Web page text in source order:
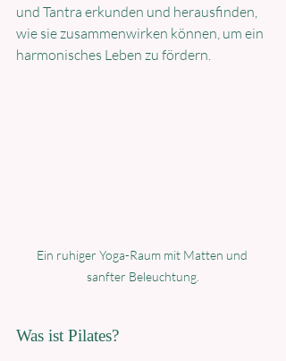
und Tantra erkunden und herausfinden,
wie sie zusammenwirken können, um ein
harmonisches Leben zu fördern.
Ein ruhiger Yoga-Raum mit Matten und
sanfter Beleuchtung.
Was ist Pilates?